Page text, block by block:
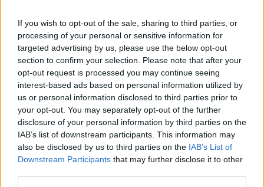
If you wish to opt-out of the sale, sharing to third parties, or
processing of your personal or sensitive information for
targeted advertising by us, please use the below opt-out
section to confirm your selection. Please note that after your
opt-out request is processed you may continue seeing
interest-based ads based on personal information utilized by
us or personal information disclosed to third parties prior to
your opt-out. You may separately opt-out of the further
disclosure of your personal information by third parties on the
IAB’s list of downstream participants. This information may
also be disclosed by us to third parties on the IAB’s List of
Downstream Participants that may further disclose it to other